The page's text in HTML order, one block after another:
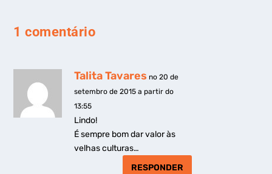
1 comentário
Talita Tavares no 20 de
setembro de 2015 a partir do
13:55
Lindo!
É sempre bom dar valor às
velhas culturas…
RESPONDER